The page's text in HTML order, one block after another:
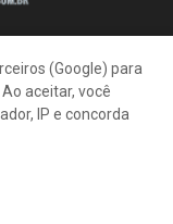
Qualificação.
(Google) para
aceitar, você
IP e concorda